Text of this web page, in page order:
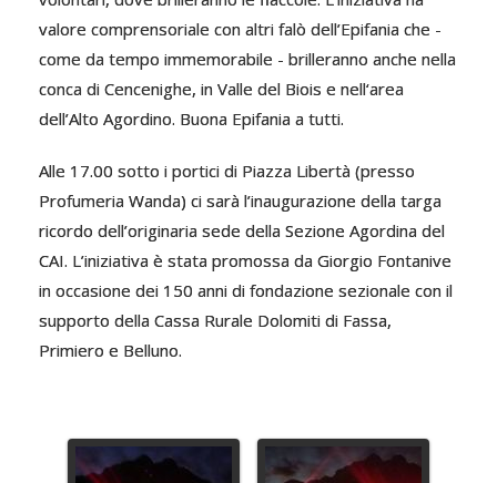
valore comprensoriale con altri falò dell’Epifania che -
come da tempo immemorabile - brilleranno anche nella
conca di Cencenighe, in Valle del Biois e nell‘area
dell’Alto Agordino. Buona Epifania a tutti.
Alle 17.00 sotto i portici di Piazza Libertà (presso
Profumeria Wanda) ci sarà l’inaugurazione della targa
ricordo dell’originaria sede della Sezione Agordina del
CAI. L’iniziativa è stata promossa da Giorgio Fontanive
in occasione dei 150 anni di fondazione sezionale con il
supporto della Cassa Rurale Dolomiti di Fassa,
Primiero e Belluno.